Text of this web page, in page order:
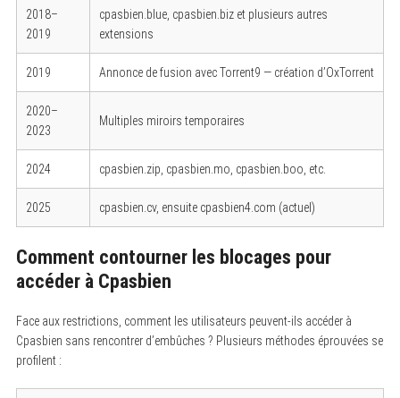
2018–
2019
cpasbien.blue, cpasbien.biz et plusieurs autres
extensions
2019 Annonce de fusion avec Torrent9 — création d’OxTorrent
2020–
2023
Multiples miroirs temporaires
2024 cpasbien.zip, cpasbien.mo, cpasbien.boo, etc.
2025 cpasbien.cv, ensuite cpasbien4.com (actuel)
Comment contourner les blocages pour
accéder à Cpasbien
Face aux restrictions, comment les utilisateurs peuvent-ils accéder à
Cpasbien sans rencontrer d’embûches ? Plusieurs méthodes éprouvées se
profilent :